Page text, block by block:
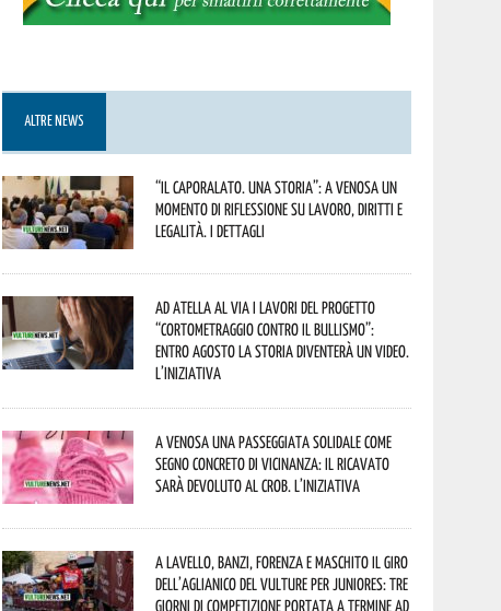
ALTRE NEWS
“Il caporalato. Una storia”: a Venosa un
momento di riflessione su lavoro, diritti e
legalità. I dettagli
Ad Atella al via i lavori del progetto
“Cortometraggio contro il bullismo”:
entro agosto la storia diventerà un video.
L’iniziativa
A Venosa una passeggiata solidale come
segno concreto di vicinanza: il ricavato
sarà devoluto al CROB. L’iniziativa
A Lavello, Banzi, Forenza e Maschito il Giro
dell’Aglianico del Vulture per juniores: tre
giorni di competizione portata a termine ad